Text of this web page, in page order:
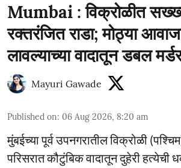
Mumbai : विक्रोळीत
रक्तरंजित राडा; मोठ्या
लावल्याच्या वादातून डबल
Mayuri Gawade
Published on: 06 Aug 2026, 8:20 am
मुंबईच्या पूर्व उपनगरातील विक्रोळी
परिसरात कौटुंबिक वादातून दुहेरी हत्येची